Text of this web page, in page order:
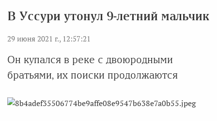
В Уссури утонул 9-летний мальчик
29 июня 2021 г., 12:57:21
Он купался в реке с двоюродными
братьями, их поиски продолжаются